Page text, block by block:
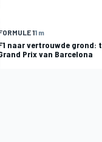
11 m
naar vertrouwde grond:
Prix van Barcelona